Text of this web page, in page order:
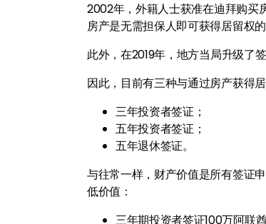
2002年，外籍人士获准在迪拜购买
房产是无需担保人即可获得居留权的
此外，在2019年，地方当局升级了
因此，目前有三种与通过房产获得
三年投资者签证；
五年投资者签证；
五年退休签证。
与往常一样，财产价值是所有签证
低价值：
三年期投资者签证100万阿联